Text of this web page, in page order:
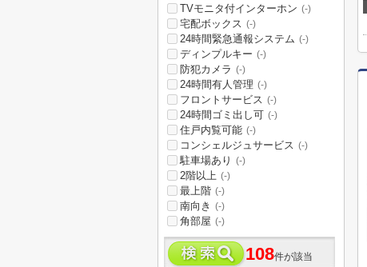
TVモニタ付インターホン (-)
宅配ボックス (-)
24時間緊急通報システム (-)
ディンプルキー (-)
防犯カメラ (-)
24時間有人管理 (-)
フロントサービス (-)
24時間ゴミ出し可 (-)
住戸内覧可能 (-)
コンシェルジュサービス (-)
駐車場あり (-)
2階以上 (-)
最上階 (-)
南向き (-)
角部屋 (-)
108件が該当